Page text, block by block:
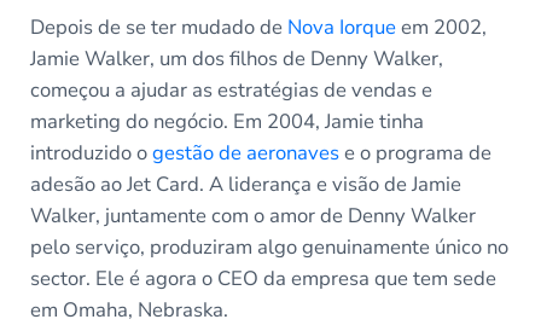
Depois de se ter mudado de Nova Iorqueem 2002,
Jamie Walker, um dos filhos de Denny Walker,
começou a ajudar as estratégias de vendas e
marketing do negócio. Em 2004, Jamie tinha
introduzido ogestão de aeronavese o programa de
adesão ao Jet Card. A liderança e visão de Jamie
Walker, juntamente com o amor de Denny Walker
pelo serviço, produziram algo genuinamente único no
sector. Ele é agora o CEO da empresa que tem sede
em Omaha, Nebraska.